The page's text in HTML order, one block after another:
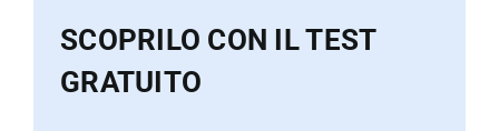
SCOPRILO CON IL TEST
GRATUITO